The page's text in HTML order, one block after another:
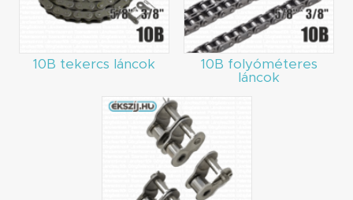
10B tekercs láncok
10B folyóméteres
láncok